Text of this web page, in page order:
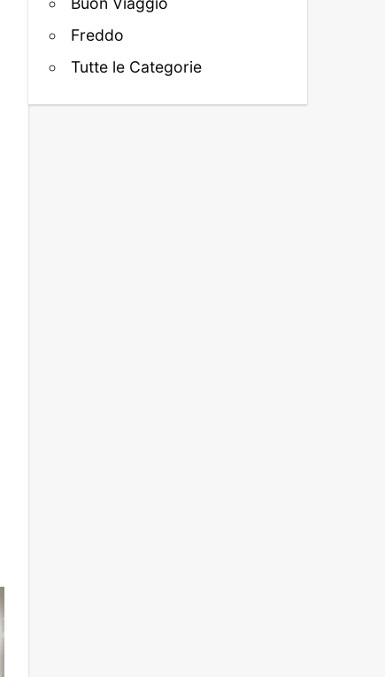
Freddo
Tutte le Categorie